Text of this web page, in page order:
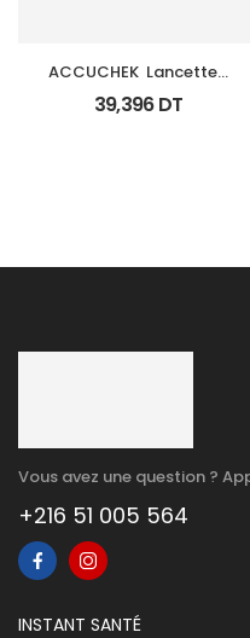
ACCUCHEK  Lancettes
B/200 (Prochidia)
39,396DT
Vous avez une question ?
+216 51 005 564
INSTANT SANTÉ